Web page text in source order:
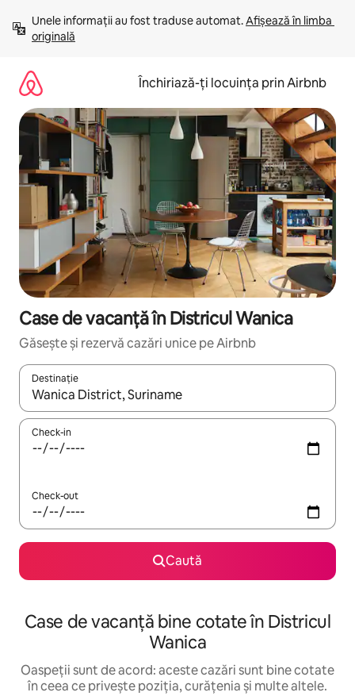
mergi
conținut
Unele informații au fost traduse automat. Afișează în limba
originală
Închiriază-ți locuința prin Airbnb
Case de vacanță în Districul Wanica
Găsește și rezervă cazări unice pe Airbnb
Destinație
Când se încarcă rezultatele, navighează folosind tastele
Check-in
Check-out
Caută
Case de vacanță bine cotate în Districul
Wanica
Oaspeții sunt de acord: aceste cazări sunt bine cotate
în ceea ce privește poziția, curățenia și multe altele.